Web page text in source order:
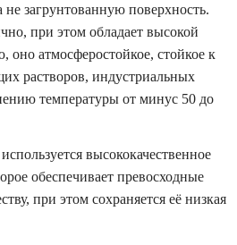
загрунтованную поверхность.
при этом обладает высокой
оно атмосферостойкое, стойкое к
растворов, индустриальных
температуры от минус 50 до
высококачественное
обеспечивает превосходные
при этом сохраняется её низкая